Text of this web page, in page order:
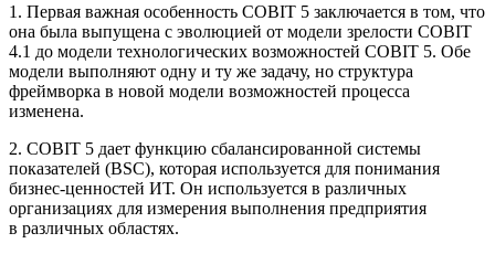
1. Первая важная особенность COBIT 5 заключается в том, что
она была выпущена с эволюцией от модели зрелости COBIT
4.1 до модели технологических возможностей COBIT 5. Обе
модели выполняют одну и ту же задачу, но структура
фреймворка в новой модели возможностей процесса
изменена.
2. COBIT 5 дает функцию сбалансированной системы
показателей (BSC), которая используется для понимания
бизнес-ценностей ИТ. Он используется в различных
организациях для измерения выполнения предприятия
в различных областях.